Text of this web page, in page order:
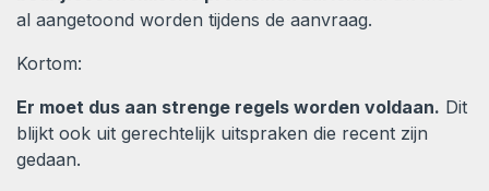
al aangetoond worden tijdens de aanvraag.
Kortom:
Er moet dus aan strenge regels worden voldaan. Dit
blijkt ook uit gerechtelijk uitspraken die recent zijn
gedaan.